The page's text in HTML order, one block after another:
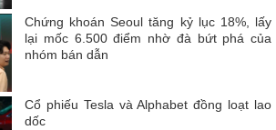
Chứng khoán Seoul tăng kỷ lục 18%, lấy
lại mốc 6.500 điểm nhờ đà bứt phá của
nhóm bán dẫn
Cổ phiếu Tesla và Alphabet đồng loạt lao
dốc